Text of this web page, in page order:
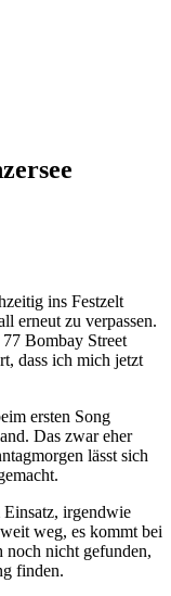
ins Festzelt
erneut zu verpassen.
Bombay Street
dass ich mich jetzt
ersten Song
Das zwar eher
lässt sich
irgendwie
weg, es kommt bei
noch nicht gefunden,
finden.